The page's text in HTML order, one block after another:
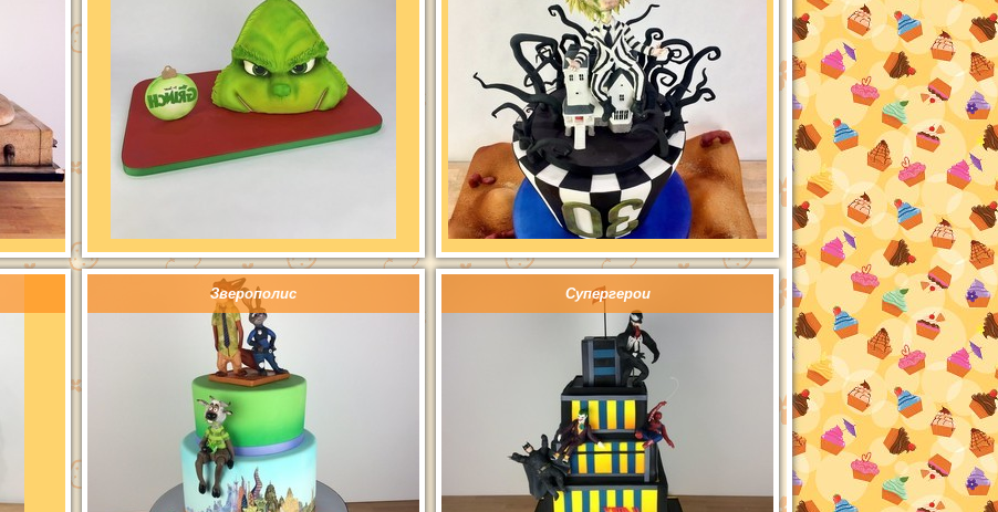
Зверополис Супергерои